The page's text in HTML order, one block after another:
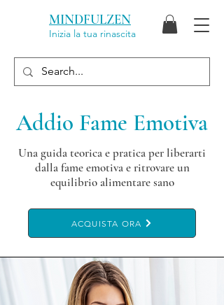
MINDFULZEN
Inizia la tua rinascita
Addio Fame Emotiva
Una guida teorica e pratica per liberarti
dalla fame emotiva e ritrovare un
equilibrio alimentare sano
ACQUISTA ORA